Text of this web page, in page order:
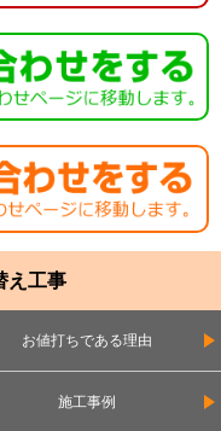
え工事
お値打ちである理由
施工事例